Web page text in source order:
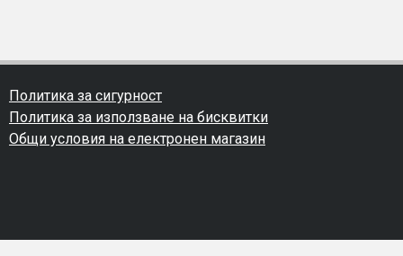
Политика за сигурност
Политика за използване на бисквитки
Общи условия на електронен магазин